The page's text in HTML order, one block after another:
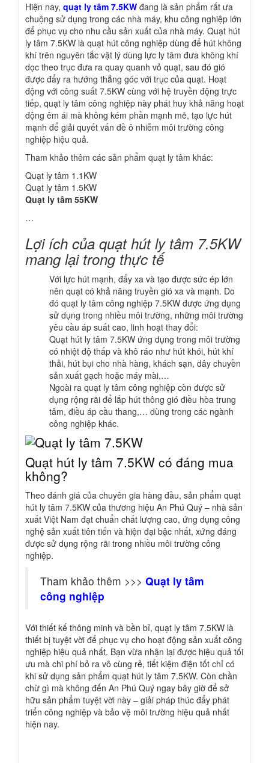
Hiện nay, quạt ly tâm 7.5KW đang là sản phẩm rất ưa
chuộng sử dụng trong các nhà máy, khu công nghiệp lớn
để phục vụ cho nhu cầu sản xuất của nhà máy. Quạt hút
ly tâm 7.5KW là quạt hút công nghiệp dùng để hút không
khí trên nguyên tắc vật lý dùng lực ly tâm đưa không khí
dọc theo trục đưa ra quay quanh vỏ quạt, sau đó gió
được đẩy ra hướng thẳng góc với trục của quạt. Hoạt
động với công suất 7.5KW cùng với hệ truyền động trực
tiếp, quạt ly tâm công nghiệp này phát huy khả năng hoạt
động êm ái mà không kém phần mạnh mẽ, tạo lực hút
mạnh để giải quyết vấn đề ô nhiễm môi trường công
nghiệp hiệu quả.
Tham khảo thêm các sản phẩm quạt ly tâm khác:
Quạt ly tâm 1.1KW
Quạt ly tâm 1.5KW
Quạt ly tâm 55KW
…
Lợi ích của quạt hút ly tâm 7.5KW
mang lại trong thực tế
Với lực hút mạnh, đẩy xa và tạo được sức ép lớn
nên quạt có khả năng truyền gió xa và mạnh. Do
đó quạt ly tâm công nghiệp 7.5KW được ứng dụng
sử dụng trong nhiều môi trường, những môi trường
yêu cầu áp suất cao, linh hoạt thay đổi:
Quạt hút ly tâm 7.5KW ứng dụng trong môi trường
có nhiệt độ thấp và khô ráo như hút khói, hút khí
thải, hút bụi cho nhà hàng, khách sạn, dây chuyền
sản xuất gạch hoặc máy mài,…
Ngoài ra quạt ly tâm công nghiệp còn được sử
dụng rộng rãi để lắp hút thông gió điều hòa trung
tâm, điều áp cầu thang,… dùng trong các ngành
công nghiệp khác.
Quạt hút ly tâm 7.5KW có đáng mua
không?
Theo đánh giá của chuyên gia hàng đầu, sản phẩm quạt
hút ly tâm 7.5KW của thương hiệu An Phú Quý – nhà sản
xuất Việt Nam đạt chuẩn chất lượng cao, ứng dụng công
nghệ sản xuất tiên tiến và hiện đại bậc nhất, xứng đáng
được sử dụng rộng rãi trong nhiều môi trường công
nghiệp.
Tham khảo thêm >>> Quạt ly tâm
công nghiệp
Với thiết kế thông minh và bền bỉ, quạt ly tâm 7.5KW là
thiết bị tuyệt vời để phục vụ cho hoạt động sản xuất công
nghiệp hiệu quả nhất. Bạn vừa nhận lại được hiệu quả tối
ưu mà chi phí bỏ ra vô cùng rẻ, tiết kiệm điện tốt chỉ có
khi sử dụng sản phẩm quạt hút ly tâm 7.5KW. Còn chần
chừ gì mà không đến An Phú Quý ngay bây giờ để sở
hữu sản phẩm tuyệt vời này – giải pháp thúc đẩy phát
triển công nghiệp và bảo vệ môi trường hiệu quả nhất
hiện nay.